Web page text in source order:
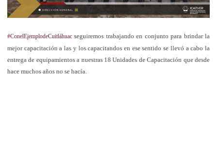
#ConelEjemplodeCuitláhuac seguiremos trabajando en conjunto para brindar la
mejor capacitación a las y los capacitandos en ese sentido se llevó a cabo la
entrega de equipamientos a nuestras 18 Unidades de Capacitación que desde
hace muchos años no se hacía.